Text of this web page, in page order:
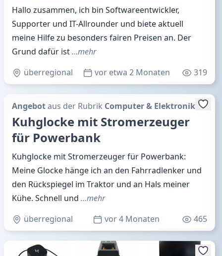
Hallo zusammen, ich bin Softwareentwickler,
Supporter und IT-Allrounder und biete aktuell
meine Hilfe zu besonders fairen Preisen an. Der
Grund dafür ist…mehr
überregional
vor etwa 2 Monaten 319
Angebotaus der Rubrik Computer & Elektronik
Kuhglocke mit Stromerzeuger
für Powerbank
Kuhglocke mit Stromerzeuger für Powerbank:
Meine Glocke hänge ich an den Fahrradlenker und
den Rückspiegel im Traktor und an Hals meiner
Kühe. Schnell und …mehr
überregional
vor 4 Monaten 465